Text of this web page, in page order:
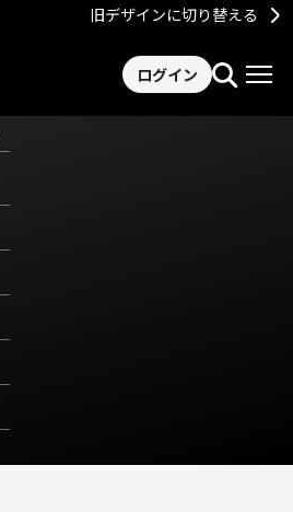
旧デザインに切り替える
ログイン